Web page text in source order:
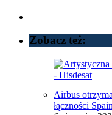
Zobacz też:
Airbus
łączności